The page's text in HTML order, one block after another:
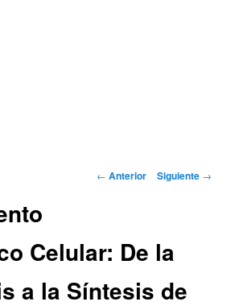
Navegación
← Anterior Siguiente →
Celular: De la
a la Síntesis de